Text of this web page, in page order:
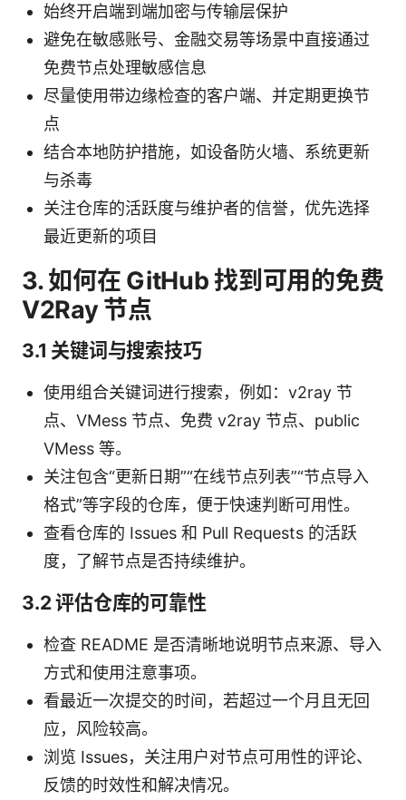
始终开启端到端加密与传输层保护
避免在敏感账号、金融交易等场景中直接通过
免费节点处理敏感信息
尽量使用带边缘检查的客户端、并定期更换节
点
结合本地防护措施，如设备防火墙、系统更新
与杀毒
关注仓库的活跃度与维护者的信誉，优先选择
最近更新的项目
3. 如何在 GitHub 找到可用的免费
V2Ray 节点
3.1 关键词与搜索技巧
使用组合关键词进行搜索，例如：v2ray 节
点、VMess 节点、免费 v2ray 节点、public
VMess 等。
关注包含“更新日期”“在线节点列表”“节点导入
格式”等字段的仓库，便于快速判断可用性。
查看仓库的 Issues 和 Pull Requests 的活跃
度，了解节点是否持续维护。
3.2 评估仓库的可靠性
检查 README 是否清晰地说明节点来源、导入
方式和使用注意事项。
看最近一次提交的时间，若超过一个月且无回
应，风险较高。
浏览 Issues，关注用户对节点可用性的评论、
反馈的时效性和解决情况。